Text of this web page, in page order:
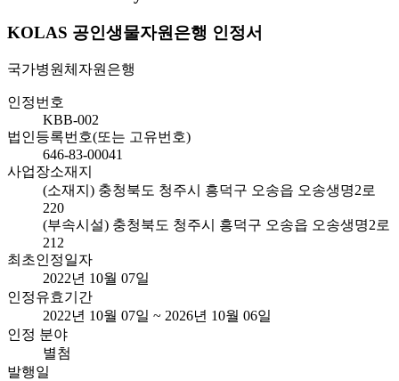
KOLAS 공인생물자원은행 인정서
국가병원체자원은행
인정번호
KBB-002
법인등록번호(또는 고유번호)
646-83-00041
사업장소재지
(소재지) 충청북도 청주시 흥덕구 오송읍 오송생명2로
220
(부속시설) 충청북도 청주시 흥덕구 오송읍 오송생명2로
212
최초인정일자
2022년 10월 07일
인정유효기간
2022년 10월 07일 ~ 2026년 10월 06일
인정 분야
별첨
발행일